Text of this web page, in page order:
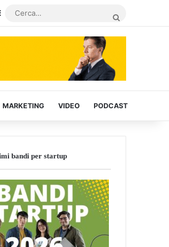
Casuali
Barra laterale
MARKETING VIDEO PODCAST
bandi per startup